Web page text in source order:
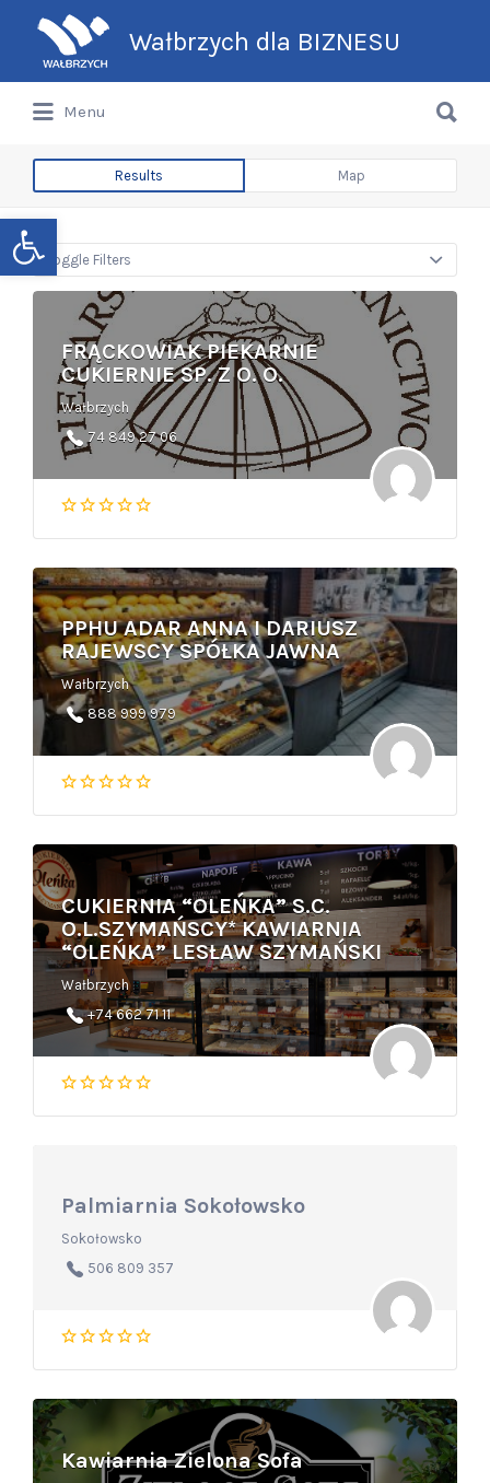
Open toolbar
Wałbrzych dla BIZNESU
Search
for:
Menu
for:
Results Map
Toggle Filters
FRĄCKOWIAK PIEKARNIE
CUKIERNIE SP. Z O. O.
Wałbrzych
74 849 27 06
PPHU ADAR ANNA I DARIUSZ
RAJEWSCY SPÓŁKA JAWNA
Wałbrzych
888 999 979
CUKIERNIA “OLEŃKA” S.C.
O.L.SZYMAŃSCY* KAWIARNIA
“OLEŃKA” LESŁAW SZYMAŃSKI
Wałbrzych
+74 662 71 11
Palmiarnia Sokołowsko
Sokołowsko
506 809 357
Kawiarnia Zielona Sofa